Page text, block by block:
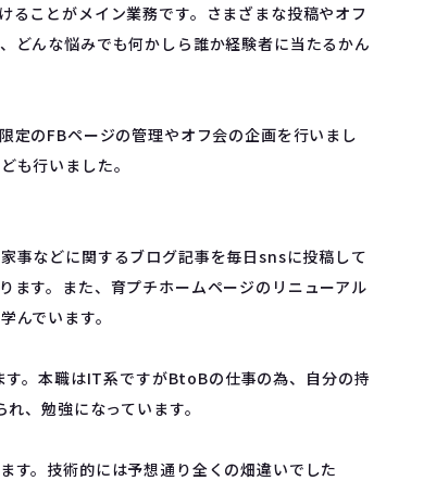
ことがメイン業務です。さまざまな投稿やオフ
どんな悩みでも何かしら誰か経験者に当たるかん
のFBページの管理やオフ会の企画を行いまし
も行いました。
事などに関するブログ記事を毎日snsに投稿して
ます。また、育プチホームページのリニューアル
んでいます。
。本職はIT系ですがBtoBの仕事の為、自分の持
、勉強になっています。
す。技術的には予想通り全くの畑違いでした